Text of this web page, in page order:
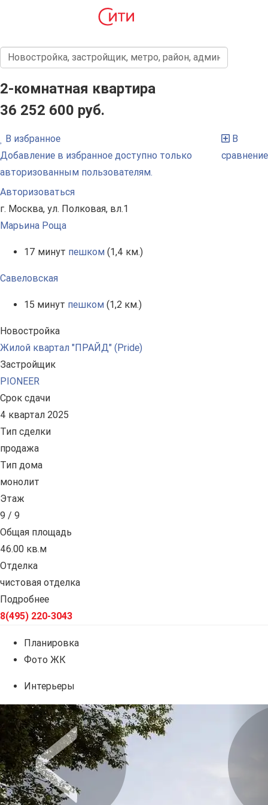
2-комнатная квартира
36 252 600 руб.
В избранное
Добавление в избранное доступно только
авторизованным пользователям.
Авторизоваться
В
сравнение
г. Москва, ул. Полковая, вл.1
Марьина Роща
17 минут пешком (1,4 км.)
Савеловская
15 минут пешком (1,2 км.)
Новостройка
Жилой квартал "ПРАЙД" (Pride)
Застройщик
PIONEER
Срок сдачи
4 квартал 2025
Тип сделки
продажа
Тип дома
монолит
Этаж
9 / 9
Общая площадь
46.00 кв.м
Отделка
чистовая отделка
Подробнее
8(495) 220-3043
Планировка
Фото ЖК
Интерьеры